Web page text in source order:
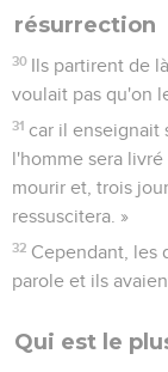
résurrection
30 Ils partirent de
voulait pas qu'on
31 car il enseignait
l'homme sera
mourir et, trois
ressuscitera. »
32 Cependant, les
parole et ils
Qui est le